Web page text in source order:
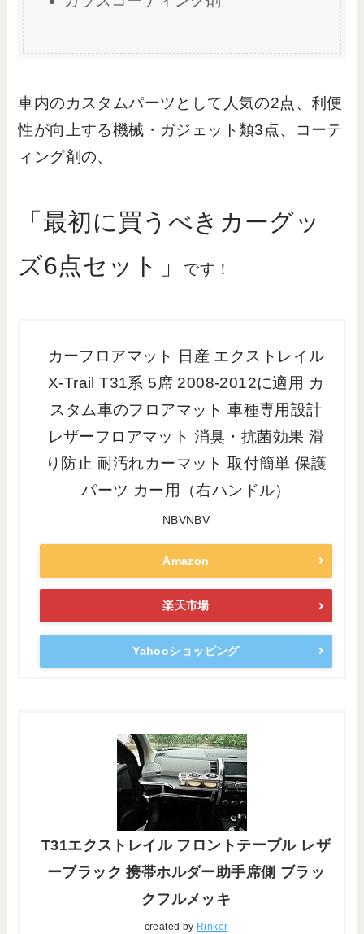
車内のカスタムパーツとして人気の2点、利便
性が向上する機械・ガジェット類3点、コーテ
ィング剤の、
「最初に買うべきカーグッ
ズ6点セット」
です！
カーフロアマット 日産 エクストレイル
X-Trail T31系 5席 2008-2012に適用 カ
スタム車のフロアマット 車種専用設計
レザーフロアマット 消臭・抗菌効果 滑
り防止 耐汚れカーマット 取付簡単 保護
パーツ カー用（右ハンドル）
NBVNBV
Amazon
楽天市場
Yahooショッピング
T31エクストレイル フロントテーブル レザ
ーブラック 携帯ホルダー助手席側 ブラッ
クフルメッキ
created by Rinker